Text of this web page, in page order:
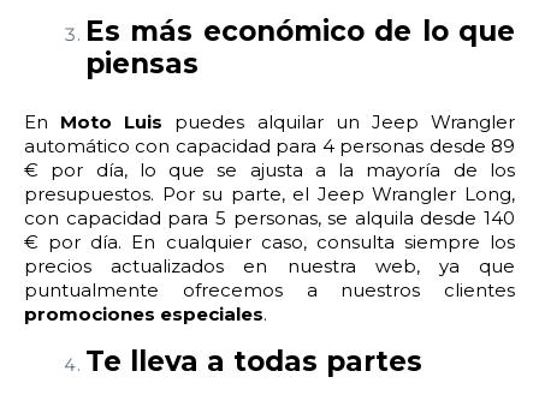
Es más económico de lo que
piensas
En Moto Luis puedes alquilar un Jeep Wrangler
automático con capacidad para 4 personas desde 89
€ por día, lo que se ajusta a la mayoría de los
presupuestos. Por su parte, el Jeep Wrangler Long,
con capacidad para 5 personas, se alquila desde 140
€ por día. En cualquier caso, consulta siempre los
precios actualizados en nuestra web, ya que
puntualmente ofrecemos a nuestros clientes
promociones especiales.
Te lleva a todas partes